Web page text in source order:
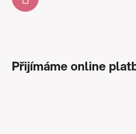
Přijímáme online